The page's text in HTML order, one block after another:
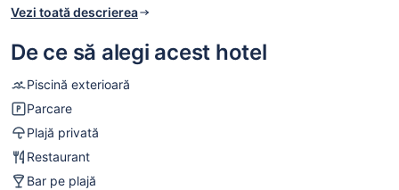
Vezi toată descrierea
De ce să alegi acest hotel
Piscină exterioară
Parcare
Plajă privată
Restaurant
Bar pe plajă